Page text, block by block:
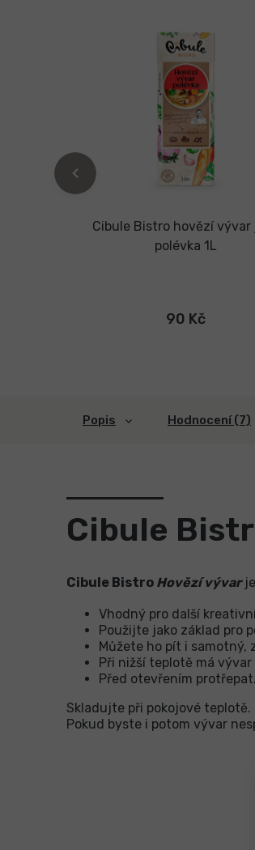
Cibule Bistro hovězí vývar
polévka 1L
90 Kč
Popis Hodnocení (7)
Cibule
Cibule Bistro Hovězí vývarje
Vhodný pro další
Použijte jako základ pro
Můžete ho pít i samotný,
Při nižší teplotě má
Před otevřením protřepat.
Skladujte při pokojové
Pokud byste i potom vývar